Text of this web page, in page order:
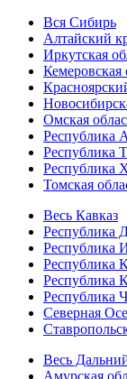
Вся Сибирь
Алтайский
Иркутская
Кемеровская
Омская
Республика
Республика
Республика
Томская
Весь Кавказ
Республика
Республика
Республика
Республика
Республика
Северная
Весь
Амурская